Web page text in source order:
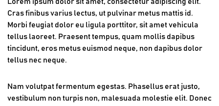
Cras finibus varius lectus, ut pulvinar metus mattis id.
Morbi feugiat dolor eu ligula porttitor, sit amet vehicula
tellus laoreet. Praesent tempus, quam mollis dapibus
tincidunt, eros metus euismod neque, non dapibus dolor
tellus nec neque.
Nam volutpat fermentum egestas. Phasellus erat justo,
vestibulum non turpis non, malesuada molestie elit. Donec